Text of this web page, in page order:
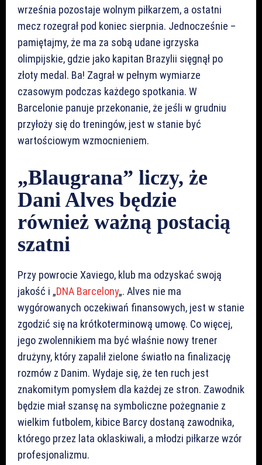
września pozostaje wolnym piłkarzem, a ostatni
mecz rozegrał pod koniec sierpnia. Jednocześnie –
pamiętajmy, że ma za sobą udane igrzyska
olimpijskie, gdzie jako kapitan Brazylii sięgnął po
złoty medal. Ba! Zagrał w pełnym wymiarze
czasowym podczas każdego spotkania. W
Barcelonie panuje przekonanie, że jeśli w grudniu
przyłoży się do treningów, jest w stanie być
wartościowym wzmocnieniem.
„Blaugrana” liczy, że
Dani Alves będzie
również ważną postacią
szatni
Przy powrocie Xaviego, klub ma odzyskać swoją
jakość i „DNA Barcelony„. Alves nie ma
wygórowanych oczekiwań finansowych, jest w stanie
zgodzić się na krótkoterminową umowę. Co więcej,
jego zwolennikiem ma być właśnie nowy trener
drużyny, który zapalił zielone światło na finalizację
rozmów z Danim. Wydaje się, że ten ruch jest
znakomitym pomysłem dla każdej ze stron. Zawodnik
będzie miał szansę na symboliczne pożegnanie z
wielkim futbolem, kibice Barcy dostaną zawodnika,
którego przez lata oklaskiwali, a młodzi piłkarze wzór
profesjonalizmu.